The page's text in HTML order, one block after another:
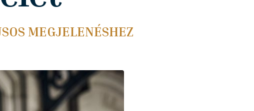
MEGJELENÉSHEZ